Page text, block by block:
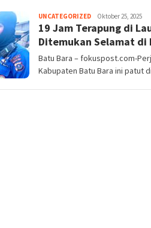
UNCATEGORIZEDHerman.
Damanik
Oktober 25, 2025
19 Jam Terapung di
Ditemukan Selamat di
Batu Bara – fokuspost.com-
Kabupaten Batu Bara ini patut